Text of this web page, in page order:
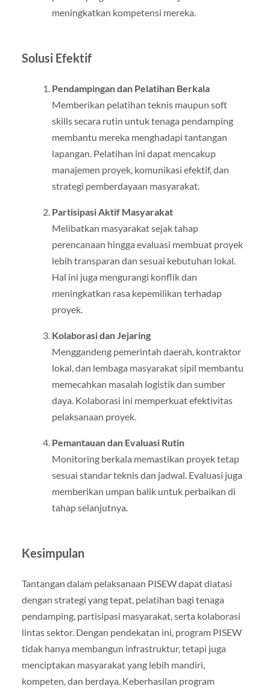
meningkatkan kompetensi mereka.
Solusi Efektif
Pendampingan dan Pelatihan Berkala
Memberikan pelatihan teknis maupun soft
skills secara rutin untuk tenaga pendamping
membantu mereka menghadapi tantangan
lapangan. Pelatihan ini dapat mencakup
manajemen proyek, komunikasi efektif, dan
strategi pemberdayaan masyarakat.
Partisipasi Aktif Masyarakat
Melibatkan masyarakat sejak tahap
perencanaan hingga evaluasi membuat proyek
lebih transparan dan sesuai kebutuhan lokal.
Hal ini juga mengurangi konflik dan
meningkatkan rasa kepemilikan terhadap
proyek.
Kolaborasi dan Jejaring
Menggandeng pemerintah daerah, kontraktor
lokal, dan lembaga masyarakat sipil membantu
memecahkan masalah logistik dan sumber
daya. Kolaborasi ini memperkuat efektivitas
pelaksanaan proyek.
Pemantauan dan Evaluasi Rutin
Monitoring berkala memastikan proyek tetap
sesuai standar teknis dan jadwal. Evaluasi juga
memberikan umpan balik untuk perbaikan di
tahap selanjutnya.
Kesimpulan
Tantangan dalam pelaksanaan PISEW dapat diatasi
dengan strategi yang tepat, pelatihan bagi tenaga
pendamping, partisipasi masyarakat, serta kolaborasi
lintas sektor. Dengan pendekatan ini, program PISEW
tidak hanya membangun infrastruktur, tetapi juga
menciptakan masyarakat yang lebih mandiri,
kompeten, dan berdaya. Keberhasilan program